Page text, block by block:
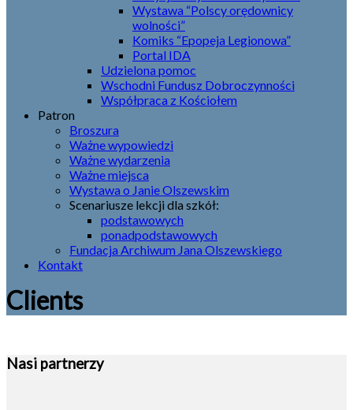
Wystawa “Polscy orędownicy
wolności”
Komiks “Epopeja Legionowa”
Portal IDA
Udzielona pomoc
Wschodni Fundusz Dobroczynności
Współpraca z Kościołem
Patron
Broszura
Ważne wypowiedzi
Ważne wydarzenia
Ważne miejsca
Wystawa o Janie Olszewskim
Scenariusze lekcji dla szkół:
podstawowych
ponadpodstawowych
Fundacja Archiwum Jana Olszewskiego
Kontakt
Clients
Nasi partnerzy